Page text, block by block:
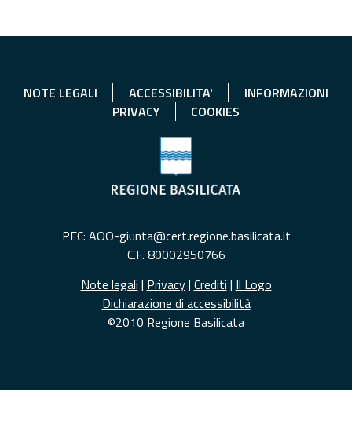
NOTE LEGALI ACCESSIBILITA'
INFORMAZIONI
PRIVACY
COOKIES
PEC: AOO-giunta@cert.regione.basilicata.it
C.F. 80002950766
Note legali | Privacy| Crediti | Il Logo
Dichiarazione di accessibilità
©2010 Regione Basilicata